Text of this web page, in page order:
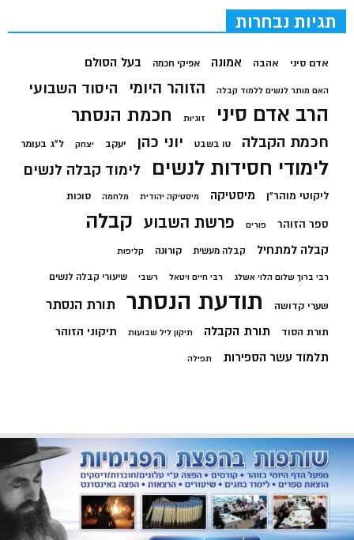
תגיות נבחרות
אדם סיני אהבה אמונה אפיקי חכמה בעל הסולם
האם מותר לנשים ללמוד קבלה הזוהר היומי היסוד השבועי
הרב אדם סיני זוגיות חכמת הנסתר
חכמת הקבלה טו בשבט יוני כהן יעקב יצחק ל"ג בעומר
לימודי חסידות לנשים לימוד קבלה לנשים
ליקוטי מוהר"ן מיסטיקה מיסטיקה יהודית מלחמה סוכות
ספר הזוהר פורים פרשת השבוע קבלה
קבלה למתחיל קבלה מעשית קורונה קליפות
רבי ברוך שלום הלוי אשלג רבי חיים ויטאל רשבי שיעורי קבלה לנשים
שערי קדושה תודעת הנסתר תורת הנסתר
תורת הסוד תורת הקבלה תיקון ליל שבועות תיקוני הזוהר
תלמוד עשר הספירות תפילה